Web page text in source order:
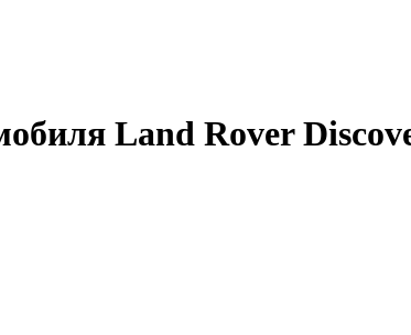
Land Rover